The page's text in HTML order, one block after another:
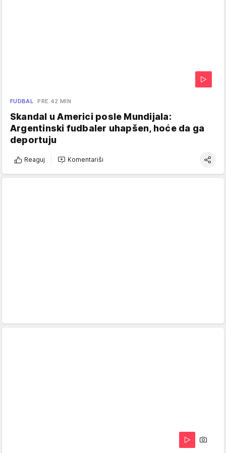
FUDBAL PRE 42 MIN
Skandal u Americi posle Mundijala:
Argentinski fudbaler uhapšen, hoće da ga
deportuju
Reaguj Komentariši